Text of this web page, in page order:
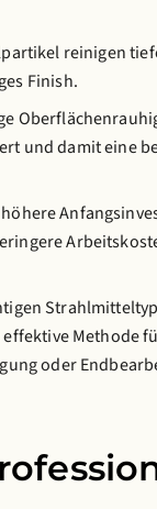
reinigen
Finish.
und damit eine
Methode
oder